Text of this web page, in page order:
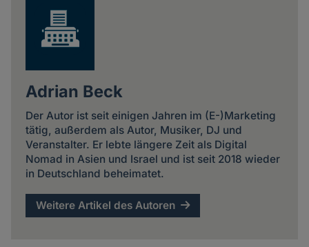
Adrian Beck
Der Autor ist seit einigen Jahren im (E-)Marketing
tätig, außerdem als Autor, Musiker, DJ und
Veranstalter. Er lebte längere Zeit als Digital
Nomad in Asien und Israel und ist seit 2018 wieder
in Deutschland beheimatet.
Weitere Artikel des Autoren